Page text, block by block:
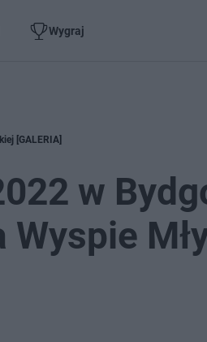
Wygraj
[GALERIA]
w
Wyspie